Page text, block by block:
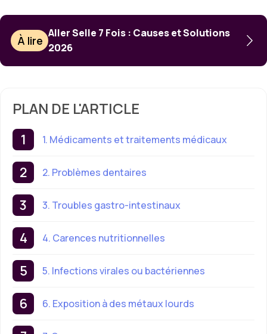
À lire
Aller Selle 7 Fois : Causes et Solutions
2026
PLAN DE L'ARTICLE
1. Médicaments et traitements médicaux
2. Problèmes dentaires
3. Troubles gastro-intestinaux
4. Carences nutritionnelles
5. Infections virales ou bactériennes
6. Exposition à des métaux lourds